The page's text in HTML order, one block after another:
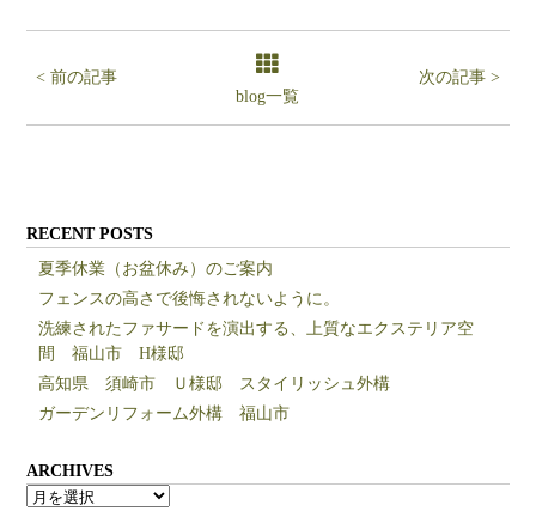
< 前の記事
blog一覧
次の記事 >
RECENT POSTS
夏季休業（お盆休み）のご案内
フェンスの高さで後悔されないように。
洗練されたファサードを演出する、上質なエクステリア空
間 福山市 H様邸
高知県 須崎市 Ｕ様邸 スタイリッシュ外構
ガーデンリフォーム外構 福山市
ARCHIVES
ARCHIVES